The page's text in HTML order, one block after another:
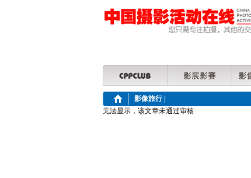
影像旅行|
无法显示，该文章未通过审核